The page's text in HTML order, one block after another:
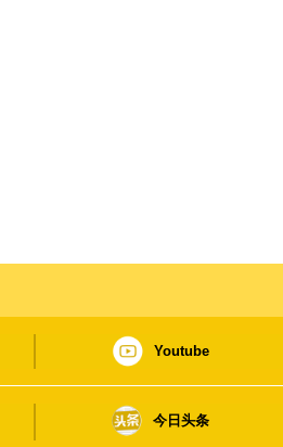
Youtube
今日头条